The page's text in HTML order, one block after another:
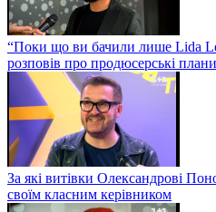
“Поки що ви бачили лише Lida
розповів про продюсерські плани
За які витівки Олександрові
своїм класним керівником